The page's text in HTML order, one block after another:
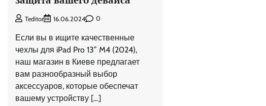
Teditor 16.06.2024 0
Если вы в ищите качественные
чехлы для iPad Pro 13” M4 (2024),
наш магазин в Киеве предлагает
вам разнообразный выбор
аксессуаров, которые обеспечат
вашему устройству […]